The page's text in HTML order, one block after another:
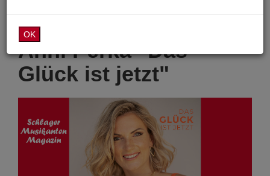
Anni Perka "Das
Glück ist jetzt"
OK